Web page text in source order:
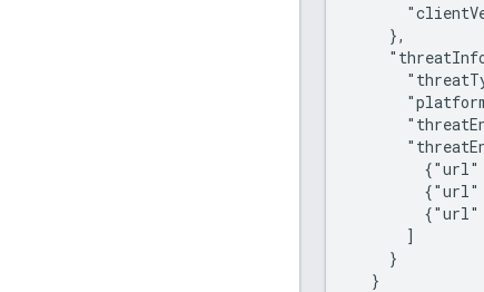
    },
      ]
    }
  }